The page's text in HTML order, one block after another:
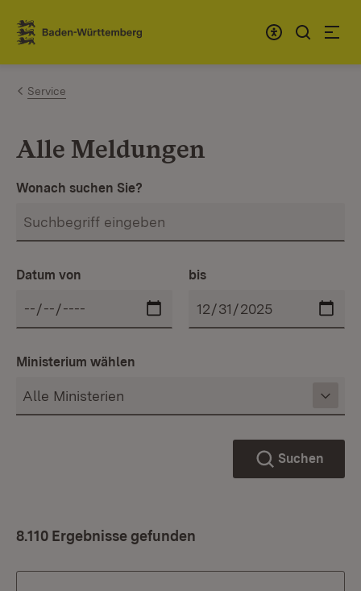
Zum Inhalt springen
Link zur Startseite
Service
Alle Meldungen
Wonach suchen Sie?
Datum von bis
Ministerium wählen
Suchen
8.110 Ergebnisse gefunden